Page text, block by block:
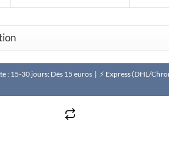
: 15-30 jours: Dès 15 euros | ⚡ Express (DHL/
peau sensible MIXA